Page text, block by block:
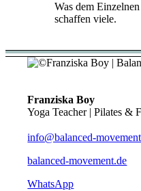
Was dem
schaffen viele.
Franziska Boy
Yoga Teacher | Pilates &
info@balanced-
balanced-movement.de
WhatsApp